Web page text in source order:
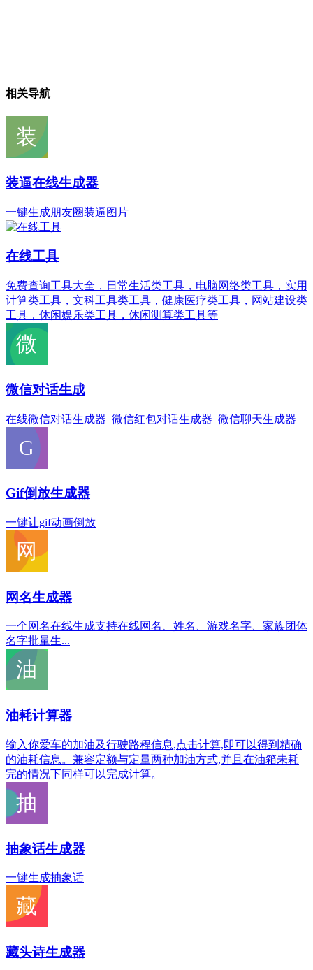
相关导航
装逼在线生成器
一键生成朋友圈装逼图片
在线工具
免费查询工具大全，日常生活类工具，电脑网络类工具，实用
计算类工具，文科工具类工具，健康医疗类工具，网站建设类
工具，休闲娱乐类工具，休闲测算类工具等
微信对话生成
在线微信对话生成器_微信红包对话生成器_微信聊天生成器
Gif倒放生成器
一键让gif动画倒放
网名生成器
一个网名在线生成支持在线网名、姓名、游戏名字、家族团体
名字批量生...
油耗计算器
输入你爱车的加油及行驶路程信息,点击计算,即可以得到精确
的油耗信息。兼容定额与定量两种加油方式,并且在油箱未耗
完的情况下同样可以完成计算。
抽象话生成器
一键生成抽象话
藏头诗生成器